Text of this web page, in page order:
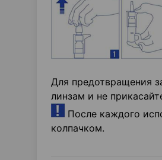
Для предотвращения
линзам и не
После каждого
колпачком.